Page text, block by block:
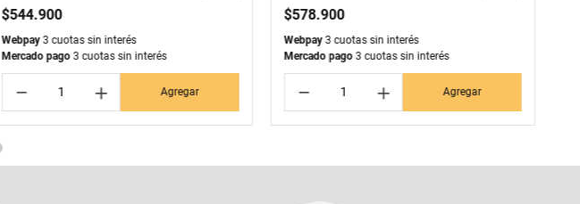
$544.900
Webpay3 cuotas sin interés
Mercado pago3 cuotas sin interés
＋
－ Agregar
$578.900
Webpay3 cuotas sin interés
Mercado pago3 cuotas sin interés
＋
－ Agregar